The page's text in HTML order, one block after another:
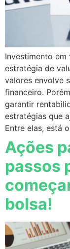
Investimento
estratégia de
valores envolve
financeiro.
garantir
estratégias que
Entre elas, está
Ações
passos
bolsa!